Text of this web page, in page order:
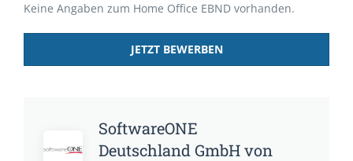
Keine Angaben zum Home Office EBND vorhanden.
JETZT BEWERBEN
SoftwareONE
Deutschland GmbH von